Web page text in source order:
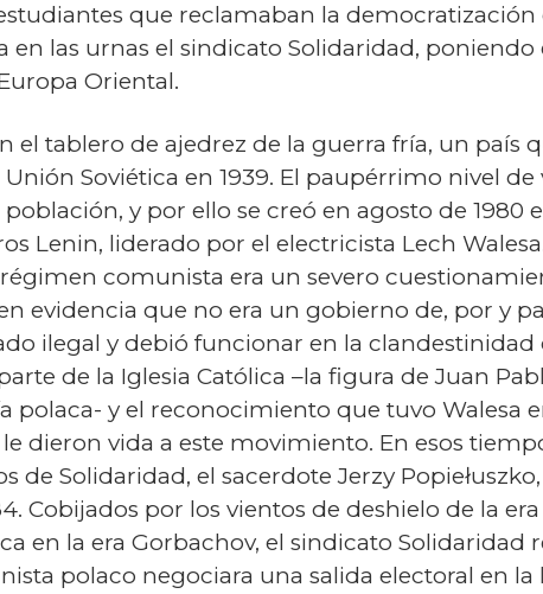
que reclamaban la democratización
en las urnas el sindicato Solidaridad, poniendo
Oriental.
el tablero de ajedrez de la guerra fría, un país
Soviética en 1939. El paupérrimo nivel
y por ello se creó en agosto de 1980
Lenin, liderado por el electricista Lech
comunista era un severo
evidencia que no era un gobierno de, por y
ilegal y debió funcionar en la clandestinidad
de la Iglesia Católica –la figura de Juan
polaca- y el reconocimiento que tuvo Walesa
dieron vida a este movimiento. En esos
de Solidaridad, el sacerdote Jerzy
Cobijados por los vientos de deshielo de la
en la era Gorbachov, el sindicato Solidaridad
polaco negociara una salida electoral en la